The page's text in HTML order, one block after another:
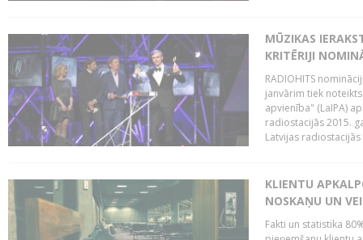
MŪZIKAS
KRITĒRIJI
RADIOHITS
janvārim tiek
apvienība" (LaIPA)
radiostacijās 2015.
Latvijas
KLIENTU
NOSKAŅU UN
Fakti un statistika